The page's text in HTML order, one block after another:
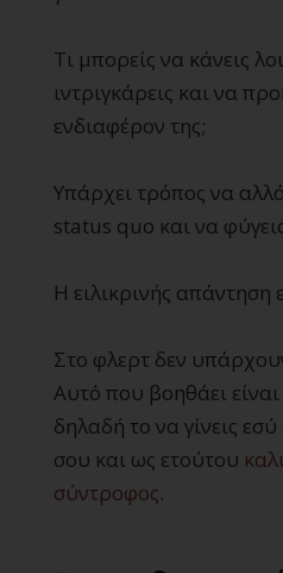
Τι μπορείς να κάνεις
ιντριγκάρεις και να
ενδιαφέρον της;
Υπάρχει τρόπος να
status quo και να
Η ειλικρινής απάντηση
Στο φλερτ δεν
Αυτό που βοηθάει
δηλαδή το να γίνεις
σου και ως ετούτου
σύντροφος.